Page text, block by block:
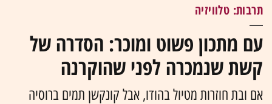
תרבות: טלוויזיה
עם מתכון פשוט ומוכר: הסדרה של
קשת שנמכרה לפני שהוקרנה
אם ובת חוזרות מטיול בהודו, אבל קונקשן תמים ברוסיה